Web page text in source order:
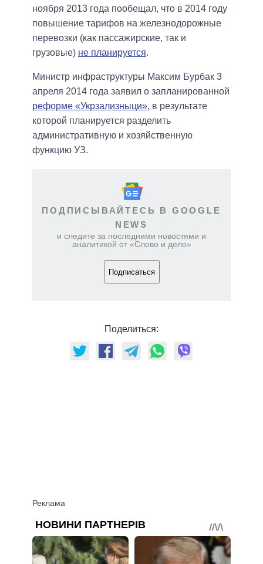
ноября 2013 года пообещал, что в 2014 году
повышение тарифов на железнодорожные
перевозки (как пассажирские, так и
грузовые) не планируется.
Министр инфраструктуры Максим Бурбак 3
апреля 2014 года заявил о запланированной
реформе «Укрзализныци», в результате
которой планируется разделить
административную и хозяйственную
функцию УЗ.
ПОДПИСЫВАЙТЕСЬ В GOOGLE
NEWS
и следите за последними новостями и
аналитикой от «Слово и дело»
Подписаться
Поделиться: